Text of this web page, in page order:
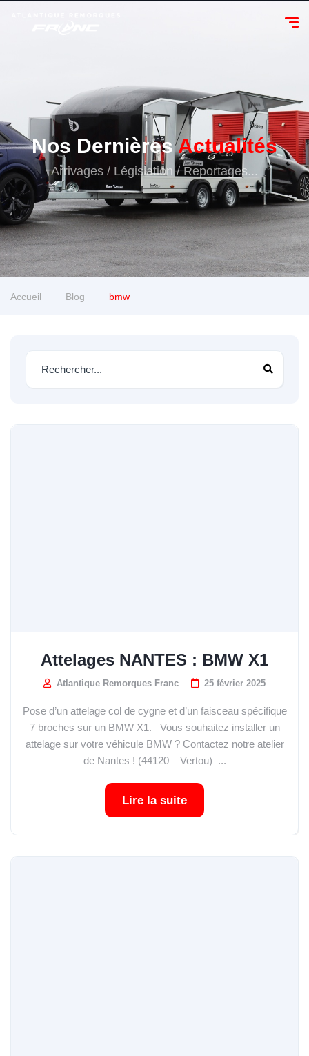
Nos DernièresActualités
Arrivages / Législation / Reportages...
Accueil Blog bmw
Attelages NANTES : BMW X1
Atlantique Remorques Franc 25 février 2025
Pose d’un attelage col de cygne et d’un faisceau spécifique
7 broches sur un BMW X1. Vous souhaitez installer un
attelage sur votre véhicule BMW ? Contactez notre atelier
de Nantes ! (44120 – Vertou) ...
Lire la suite